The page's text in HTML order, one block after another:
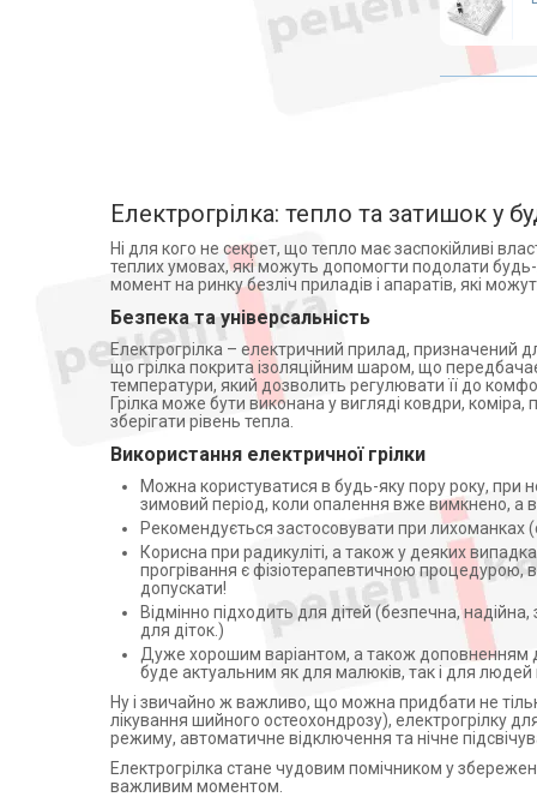
Магнітотерапія
Рециркулятори
Алкотестери (алкометри)
Фізіотерапія
Апарати для електротерапії
Активатори води
Апарати для обличчя
Віброакустичні апарати
Партнерська програма
дозиметри
Стерилізація
Апатари Самоздрав
Центрифуги
Допплери
Аспіратори
Слухові апарати
Косметичні прилади
Пульсоксиметри
Іригатори
Instruments Co.Ltd. (1)
Брестский радиотехнический
Електрогрілка: тепло та затишок у
Ні для кого не секрет, що тепло має заспокійливі
теплих умовах, які можуть допомогти подолати
момент на ринку безліч приладів і апаратів, які
Безпека та універсальність
Електрогрілка – електричний прилад, призначений
що грілка покрита ізоляційним шаром, що
температури, який дозволить регулювати її до
Грілка може бути виконана у вигляді ковдри,
зберігати рівень тепла.
Використання електричної грілки
Можна користуватися в будь-яку пору року, при
зимовий період, коли опалення вже вимкнено, а
Рекомендується застосовувати при лихоманках
Корисна при радикуліті, а також у деяких
прогрівання є фізіотерапевтичною процедурою,
допускати!
Відмінно підходить для дітей (безпечна,
для діток.)
Дуже хорошим варіантом, а також доповненням
буде актуальним як для малюків, так і для
Ну і звичайно ж важливо, що можна придбати не
лікування шийного остеохондрозу), електрогрілку
режиму, автоматичне відключення та нічне
Електрогрілка стане чудовим помічником у
важливим моментом.